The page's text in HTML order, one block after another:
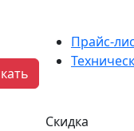
Прайс-
Скидка